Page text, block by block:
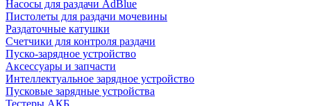
Насосы для раздачи AdBlue
Пистолеты для раздачи мочевины
Раздаточные катушки
Счетчики для контроля раздачи
Пуско-зарядное устройство
Аксессуары и запчасти
Интеллектуальное зарядное устройство
Пусковые зарядные устройства
Тестеры АКБ